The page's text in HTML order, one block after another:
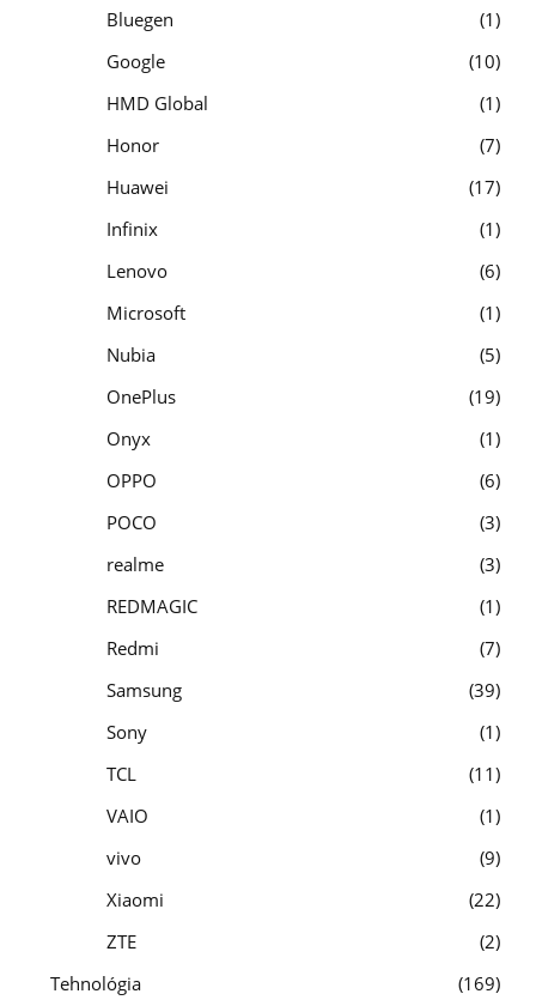
Bluegen
1
Google
10
HMD Global
1
Honor
7
Huawei
17
Infinix
1
Lenovo
6
Microsoft
1
Nubia
5
OnePlus
19
Onyx
1
OPPO
6
POCO
3
realme
3
REDMAGIC
1
Redmi
7
Samsung
39
Sony
1
TCL
11
VAIO
1
vivo
9
Xiaomi
22
ZTE
2
Tehnológia
169